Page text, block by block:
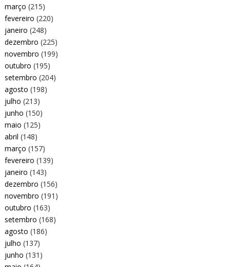
março (215)
fevereiro (220)
janeiro (248)
dezembro (225)
novembro (199)
outubro (195)
setembro (204)
agosto (198)
julho (213)
junho (150)
maio (125)
abril (148)
março (157)
fevereiro (139)
janeiro (143)
dezembro (156)
novembro (191)
outubro (163)
setembro (168)
agosto (186)
julho (137)
junho (131)